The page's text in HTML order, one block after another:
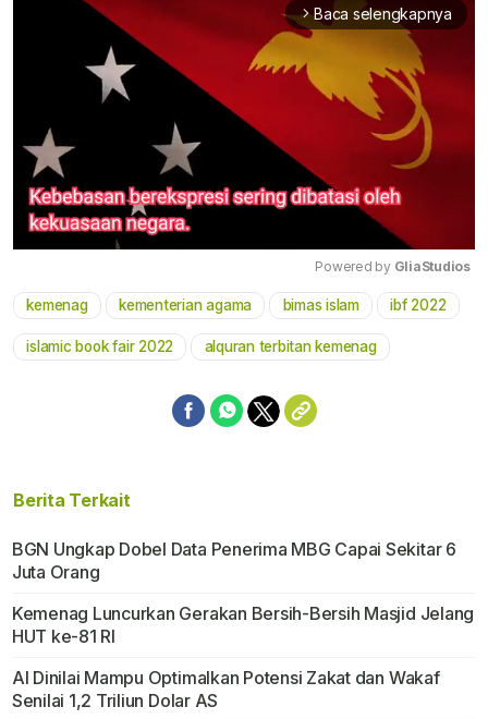
arrow_forward_ios Baca selengkapnya
Mute
Powered by GliaStudios
kemenag kementerian agama bimas islam ibf 2022
islamic book fair 2022 alquran terbitan kemenag
Berita Terkait
BGN Ungkap Dobel Data Penerima MBG Capai Sekitar 6
Juta Orang
Kemenag Luncurkan Gerakan Bersih-Bersih Masjid Jelang
HUT ke-81 RI
AI Dinilai Mampu Optimalkan Potensi Zakat dan Wakaf
Senilai 1,2 Triliun Dolar AS